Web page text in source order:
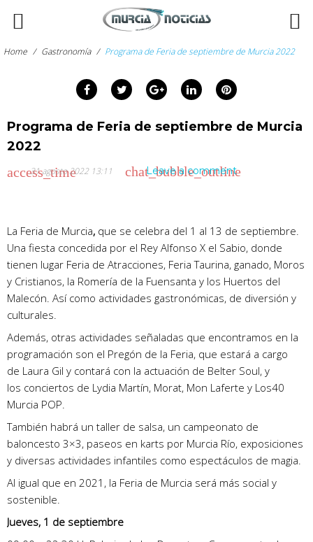
Skip
toHome / Gastronomía / Programa de Feria de septiembre de Murcia 2022
FacebookTwitterGoogle+LinkedInPinterest
Programa de Feria de septiembre de Murcia
2022
access_time
31 agosto 2022 13:11 chat_bubble_outline
Leave a comment
La Feria de Murcia, que se celebra del 1 al 13 de septiembre.
Una fiesta concedida por el Rey Alfonso X el Sabio, donde
tienen lugar Feria de Atracciones, Feria Taurina, ganado, Moros
y Cristianos, la Romería de la Fuensanta y los Huertos del
Malecón. Así como actividades gastronómicas, de diversión y
culturales.
Además, otras actividades señaladas que encontramos en la
programación son el Pregón de la Feria, que estará a cargo
de Laura Gil y contará con la actuación de Belter Soul, y
los conciertos de Lydia Martín, Morat, Mon Laferte y Los40
Murcia POP.
También habrá un taller de salsa, un campeonato de
baloncesto 3×3, paseos en karts por Murcia Río, exposiciones
y diversas actividades infantiles como espectáculos de magia.
Al igual que en 2021, la Feria de Murcia será más social y
sostenible.
Jueves, 1 de septiembre